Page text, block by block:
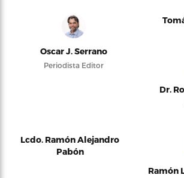
Oscar J. Serrano
Periodista Editor
Dr.
Lcdo. Ramón Alejandro
Pabón
Ramón